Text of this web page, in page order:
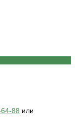
88 или